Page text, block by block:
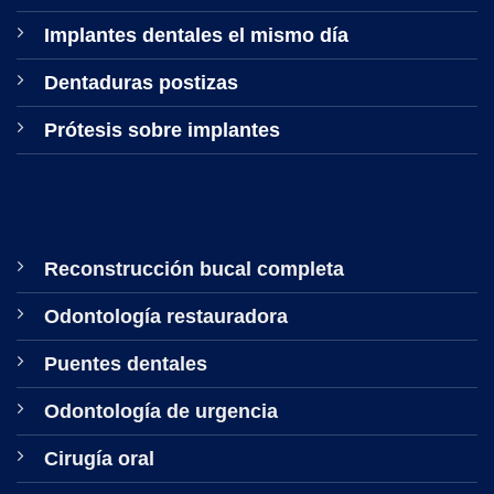
Implantes dentales el mismo día
Dentaduras postizas
Prótesis sobre implantes
Reconstrucción bucal completa
Odontología restauradora
Puentes dentales
Odontología de urgencia
Cirugía oral